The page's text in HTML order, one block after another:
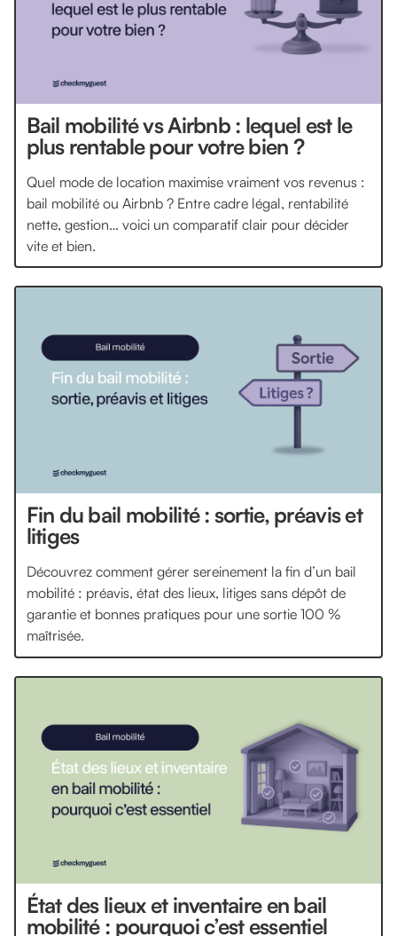
Bail mobilité vs Airbnb : lequel est le
plus rentable pour votre bien ?
Quel mode de location maximise vraiment vos revenus :
bail mobilité ou Airbnb ? Entre cadre légal, rentabilité
nette, gestion… voici un comparatif clair pour décider
vite et bien.
Fin du bail mobilité : sortie, préavis et
litiges
Découvrez comment gérer sereinement la fin d’un bail
mobilité : préavis, état des lieux, litiges sans dépôt de
garantie et bonnes pratiques pour une sortie 100 %
maîtrisée.
État des lieux et inventaire en bail
mobilité : pourquoi c’est essentiel